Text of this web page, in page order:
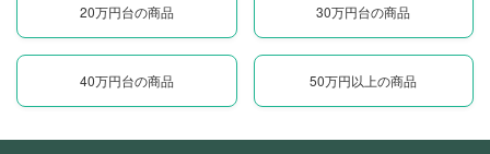
20万円台の商品 30万円台の商品
40万円台の商品 50万円以上の商品